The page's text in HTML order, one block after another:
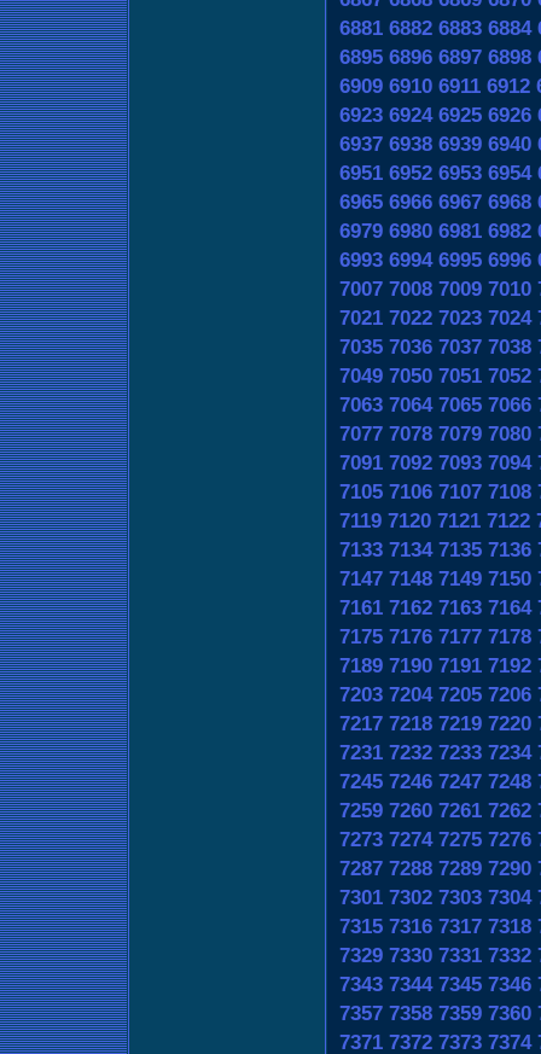
6881 6882 6883 6884
6895 6896 6897 6898
6909 6910 6911 6912
6923 6924 6925 6926
6937 6938 6939 6940
6951 6952 6953 6954
6965 6966 6967 6968
6979 6980 6981 6982
6993 6994 6995 6996
7007 7008 7009 7010
7021 7022 7023 7024
7035 7036 7037 7038
7049 7050 7051 7052
7063 7064 7065 7066
7077 7078 7079 7080
7091 7092 7093 7094
7105 7106 7107 7108
7119 7120 7121 7122
7133 7134 7135 7136
7147 7148 7149 7150
7161 7162 7163 7164
7175 7176 7177 7178
7189 7190 7191 7192
7203 7204 7205 7206
7217 7218 7219 7220
7231 7232 7233 7234
7245 7246 7247 7248
7259 7260 7261 7262
7273 7274 7275 7276
7287 7288 7289 7290
7301 7302 7303 7304
7315 7316 7317 7318
7329 7330 7331 7332
7343 7344 7345 7346
7357 7358 7359 7360
7371 7372 7373 7374